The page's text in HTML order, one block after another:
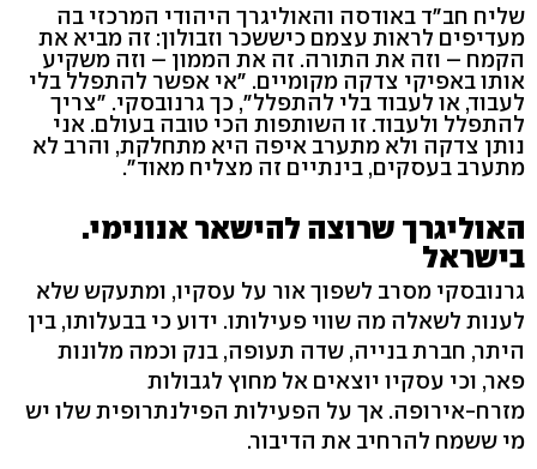
שליח חב"ד באודסה והאוליגרך היהודי המרכזי בה
מעדיפים לראות עצמם כיששכר וזבולון: זה מביא את
הקמח – וזה את התורה. זה את הממון – וזה משקיע
אותו באפיקי צדקה מקומיים. "אי אפשר להתפלל בלי
לעבוד, או לעבוד בלי להתפלל", כך גרנובסקי. "צריך
להתפלל ולעבוד. זו השותפות הכי טובה בעולם. אני
נותן צדקה ולא מתערב איפה היא מתחלקת, והרב לא
מתערב בעסקים, בינתיים זה מצליח מאוד".
האוליגרך שרוצה להישאר אנונימי.
בישראל
גרנובסקי מסרב לשפוך אור על עסקיו, ומתעקש שלא
לענות לשאלה מה שווי פעילותו. ידוע כי בבעלותו, בין
היתר, חברת בנייה, שדה תעופה, בנק וכמה מלונות
פאר, וכי עסקיו יוצאים אל מחוץ לגבולות
מזרח-אירופה. אך על הפעילות הפילנתרופית שלו יש
מי ששמח להרחיב את הדיבור.